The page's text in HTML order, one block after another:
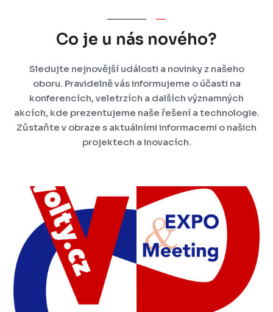
Co je u nás nového?
Sledujte nejnovější události a novinky z našeho
oboru. Pravidelně vás informujeme o účasti na
konferencích, veletrzích a dalších významných
akcích, kde prezentujeme naše řešení a technologie.
Zůstaňte v obraze s aktuálními informacemi o našich
projektech a inovacích.